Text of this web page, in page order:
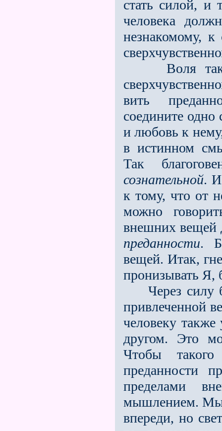
стать силой, и
человека
незнакомому, к
Воля также
вить
соедините одно
и любовь к
в истинном
Так
сознательной.
к тому, что от
можно
внешних вещей
преданности.
вещей. Итак,
пронизывать Я,
Через силу
привлеченной
человеку также
другом. Это
Чтобы
преданности
пределами
мышлением.
впереди, но